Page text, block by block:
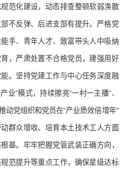
范化建设，动态排查整顿软弱涣散
不反弹、后进支部有提升。严格党
手、青年人才、致富带头人中吸纳
，严肃处置不合格党员，建强用好
。坚持党建工作与中心任务深度融
业”模式，持续擦亮“一村一主播”、
动党组织和党员在“产业质效倍增年”
群众增收、培育本土技术工人方面
基。牢牢把握党管武装正确方向，
范提升等重点工作，确保星级达标